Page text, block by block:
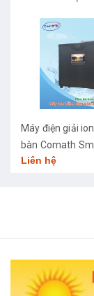
Máy điện giải
bàn Comath
3668
Liên hệ